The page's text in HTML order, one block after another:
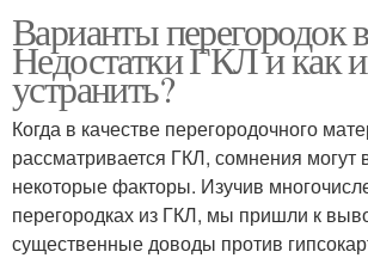
Варианты перегородок
Недостатки ГКЛ и как
устранить?
Когда в качестве перегородочного
рассматривается ГКЛ, сомнения могут
некоторые факторы. Изучив
перегородках из ГКЛ, мы пришли к
существенные доводы против